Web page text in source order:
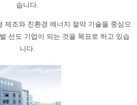
습니다.
제조와 친환경 에너지 절약 기술을 중심으
선도 기업이 되는 것을 목표로 하고 있습
니다.